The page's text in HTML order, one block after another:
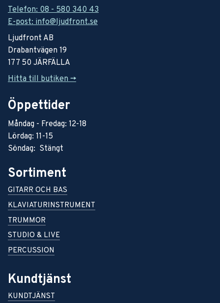
Telefon: 08 - 580 340 43
E-post: info@ljudfront.se
Ljudfront AB
Drabantvägen 19
177 50 JÄRFÄLLA
Hitta till butiken ->
Öppettider
Måndag - Fredag: 12-18
Lördag: 11-15
Söndag: Stängt
Sortiment
GITARR OCH BAS
KLAVIATURINSTRUMENT
TRUMMOR
STUDIO & LIVE
PERCUSSION
Kundtjänst
KUNDTJÄNST